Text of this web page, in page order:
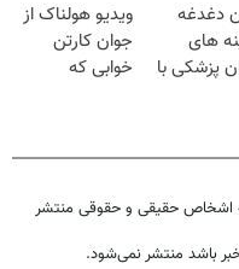
میلیون تومان!!!
دغدغه
های
پزشکی با
ویدیو هولناک از
جوان کارتن
خوابی که
اشخاص حقیقی و حقوقی منتشر
خبر باشد منتشر نمی‌شود.